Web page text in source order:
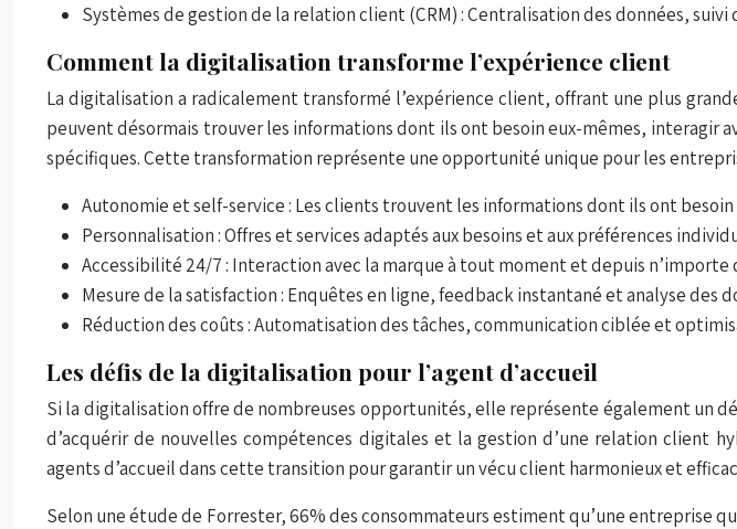
Systèmes de gestion de la relation client (CRM) : Centralisation des données,
Comment la digitalisation transforme l’expérience client
La digitalisation a radicalement transformé l’expérience client, offrant une plus
peuvent désormais trouver les informations dont ils ont besoin eux-mêmes, interagir
spécifiques. Cette transformation représente une opportunité unique pour les
Autonomie et self-service : Les clients trouvent les informations dont ils ont
Personnalisation : Offres et services adaptés aux besoins et aux préférences
Accessibilité 24/7 : Interaction avec la marque à tout moment et depuis n’importe
Mesure de la satisfaction : Enquêtes en ligne, feedback instantané et analyse des
Réduction des coûts : Automatisation des tâches, communication ciblée et
Les défis de la digitalisation pour l’agent d’accueil
Si la digitalisation offre de nombreuses opportunités, elle représente également un
d’acquérir de nouvelles compétences digitales et la gestion d’une relation client
agents d’accueil dans cette transition pour garantir un vécu client harmonieux et
Selon une étude de Forrester, 66% des consommateurs estiment qu’une entreprise